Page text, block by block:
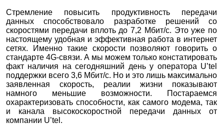
Стремление повысить продуктивность передачи
данных способствовало разработке решений со
скоростями передачи вплоть до 7,2 Мбит/с. Это уже по
настоящему удобная и эффективная работа в интернет
сетях. Именно такие скорости позволяют говорить о
стандарте 4G-связи. А мы можем только констатировать
факт наличия на сегодняшний день у оператора U’tel
поддержки всего 3,6 Мбит/с. Но и это лишь максимально
заявленная скорость, реалии жизни показывают
намного меньшие возможности. Постараемся
охарактеризовать способности, как самого модема, так
и канала высокоскоростной передачи данных от
компании U’tel.